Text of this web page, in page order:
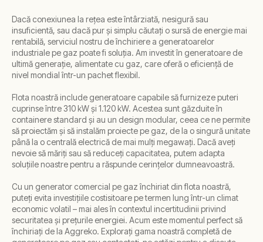
Dacă conexiunea la rețea este întârziată, nesigură sau
insuficientă, sau dacă pur și simplu căutați o sursă de energie mai
rentabilă, serviciul nostru de închiriere a generatoarelor
industriale pe gaz poate fi soluția. Am investit în generatoare de
ultimă generație, alimentate cu gaz, care oferă o eficiență de
nivel mondial într-un pachet flexibil.
Flota noastră include generatoare capabile să furnizeze puteri
cuprinse între 310 kW și 1.120 kW. Acestea sunt găzduite în
containere standard și au un design modular, ceea ce ne permite
să proiectăm și să instalăm proiecte pe gaz, de la o singură unitate
până la o centrală electrică de mai mulți megawați. Dacă aveți
nevoie să măriți sau să reduceți capacitatea, putem adapta
soluțiile noastre pentru a răspunde cerințelor dumneavoastră.
Cu un generator comercial pe gaz închiriat din flota noastră,
puteți evita investițiile costisitoare pe termen lung într-un climat
economic volatil – mai ales în contextul incertitudinii privind
securitatea și prețurile energiei. Acum este momentul perfect să
închiriați de la Aggreko. Explorați gama noastră completă de